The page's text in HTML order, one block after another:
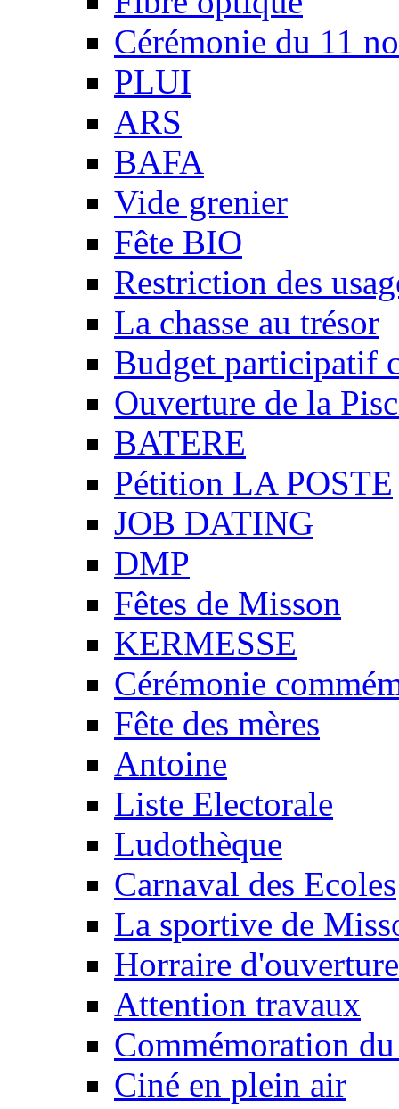
Cérémonie du 11
PLUI
ARS
BAFA
Vide grenier
Fête BIO
Restriction des
La chasse au trésor
Budget participatif
Ouverture de la
BATERE
Pétition LA POSTE
JOB DATING
DMP
Fêtes de Misson
KERMESSE
Cérémonie
Fête des mères
Antoine
Liste Electorale
Ludothèque
Carnaval des Ecoles
La sportive de
Horraire
Attention travaux
Commémoration
Ciné en plein air